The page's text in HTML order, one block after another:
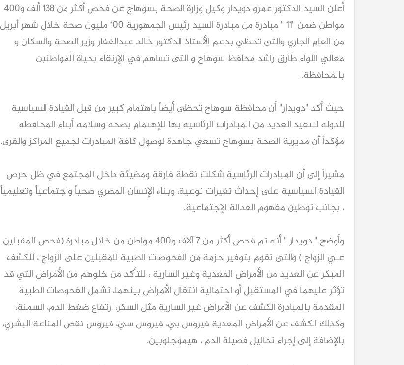
أعلن السيد الدكتور عمرو دويدار وكيل وزارة الصحة بسوهاج عن فحص أكثر من 138 ألف و400
مواطن ضمن "11 " مبادرة من مبادرة السيد رئيس الجمهورية 100 مليون صحة خلال شهر أبريل
من العام الجاري والتى تحظي بدعم الأستاذ الدكتور خالد عبدالغفار وزير الصحة والسكان و
معالي اللواء طارق راشد محافظ سوهاج و التى تساهم في الإرتقاء بحياة المواطنين
بالمحافظة.
حيث أكد "دويدار" أن محافظة سوهاج تحظى أيضاً باهتمام كبير من قبل القيادة السياسية
للدولة لتنفيذ العديد من المبادرات الرئاسية بها للإهتمام بصحة وسلامة أبناء المحافظة
مؤكداً أن مديرية الصحة بسوهاج تسعي جاهدة لوصول كافة المبادرات لجميع المراكز والقرى.
مشيراً إلى أن المبادرات الرئاسية شكلت نقطة فارقة ومضيئة داخل المجتمع في ظل حرص
القيادة السياسية على إحداث تغيرات نوعية، وبناء الإنسان المصري صحياً واجتماعياً وتعليمياً
، بجانب توطين مفهوم العدالة الإجتماعية.
وأوضح " دويدار " أنه تم فحص أكثر من 7 آلاف و400 مواطن من خلال مبادرة (فحص المقبلين
علي الزواج ) والتى تقوم بتوفير حزمة من الفحوصات الطبية للمقبلين على الزواج ، للكشف
المبكر عن العديد من الأمراض المعدية وغير السارية ، للتأكد من خلوهم من الأمراض التي قد
تؤثر عليهما في المستقبل أو احتمالية انتقال الأمراض بينهما، تشمل الفحوصات الطبية
المقدمة بالمبادرة الكشف عن الأمراض غير السارية مثل السكر، ارتفاع ضغط الدم، السمنة،
وكذلك الكشف عن الأمراض المعدية فيروس بي، فيروس سي، فيروس نقص المناعة البشري،
بالإضافة إلى إجراء تحاليل فصيلة الدم ، هيموجلوبين.